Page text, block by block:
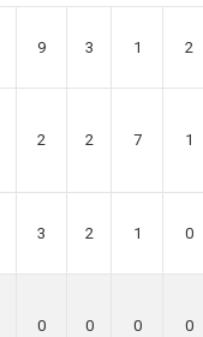
9 3 1 2
2 2 7 1
3 2 1 0
0 0 0 0